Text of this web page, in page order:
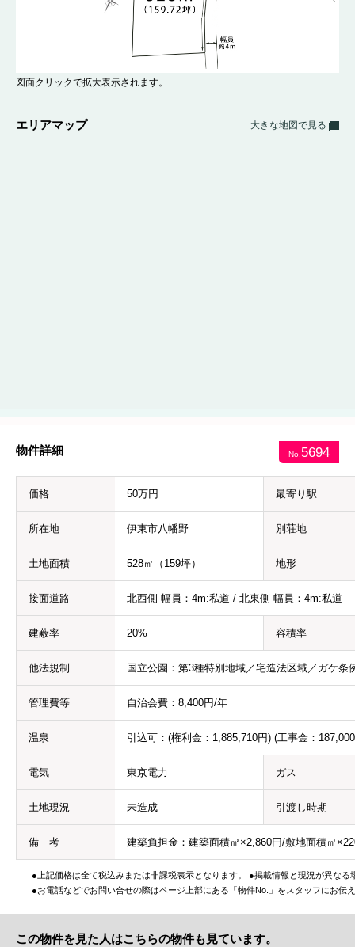
図面クリックで拡大表示されます。
エリアマップ 大きな地図で見る
No.5694
物件詳細
価格 50万円 最寄り駅
所在地 伊東市八幡野 別荘地
土地面積 528㎡（159坪） 地形
接面道路 北西側 幅員：4m:私道 / 北東側 幅員：4m:私道
建蔽率 20% 容積率
他法規制 国立公園：第3種特別地域／宅造法区域／ガケ条
管理費等 自治会費：8,400円/年
温泉 引込可：(権利金：1,885,710円) (工事金：
電気 東京電力 ガス
土地現況 未造成 引渡し時期
備 考 建築負担金：建築面積㎡×2,860円/敷地面積㎡
●上記価格は全て税込みまたは非課税表示となります。 ●掲載情報と現況が異なる
●お電話などでお問い合せの際はページ上部にある「物件No.」をスタッフにお伝
この物件を見た人はこちらの物件も見ています。